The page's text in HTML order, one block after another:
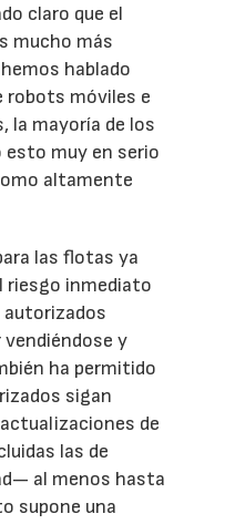
claro que el
mucho más
hablado
robots móviles e
la mayoría de los
muy en serio
altamente
las flotas ya
riesgo inmediato
autorizados
y
ha permitido
sigan
de
las de
al menos hasta
supone una